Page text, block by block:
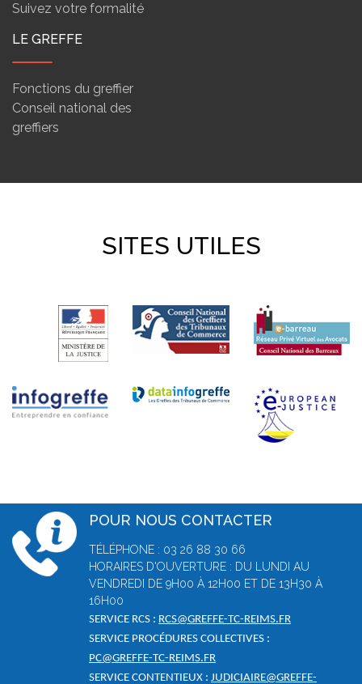
Suivez votre formalité
LE GREFFE
Fonctions du greffier
Conseil national des
greffiers
SITES UTILES
POUR NOUS CONTACTER
TÉLÉPHONE : 03 26 88 30 66
HORAIRES D'OUVERTURE : DU LUNDI AU
VENDREDI DE 9H00 À 12H00 ET DE 13H30 À
16H00
SERVICE RCS : RCS@GREFFE-TC-REIMS.FR
SERVICE PROCÉDURES COLLECTIVES :
PC@GREFFE-TC-REIMS.FR
SERVICE CONTENTIEUX : JUDICIAIRE@GREFFE-